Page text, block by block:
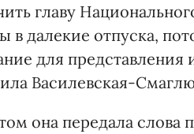
главу
в далекие отпуска,
для представления
Василевская-
она передала слова